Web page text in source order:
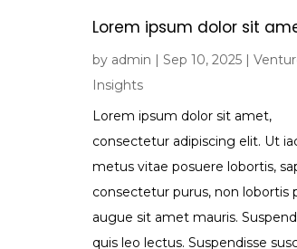
Lorem ipsum dolor sit
by admin | Sep 10, 2025|
Insights
Lorem ipsum dolor sit amet,
consectetur adipiscing elit. Ut
metus vitae posuere lobortis,
consectetur purus, non lobortis
augue sit amet mauris.
quis leo lectus. Suspendisse